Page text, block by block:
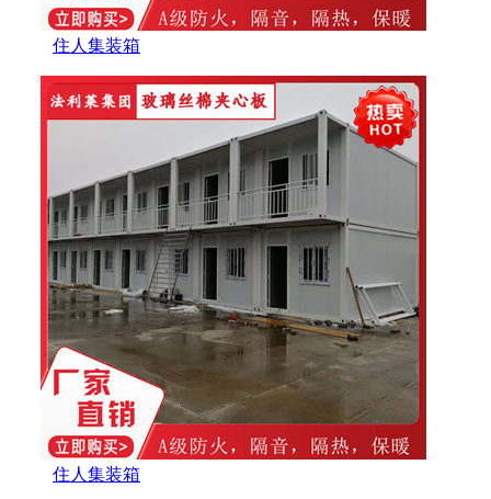
住人集装箱
住人集装箱